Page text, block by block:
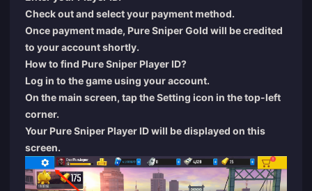
Check out and select your payment method.
Once payment made, Pure Sniper Gold will be credited
to your account shortly.
How to find Pure Sniper Player ID?
Log in to the game using your account.
On the main screen, tap the Setting icon in the top-left
corner.
Your Pure Sniper Player ID will be displayed on this
screen.